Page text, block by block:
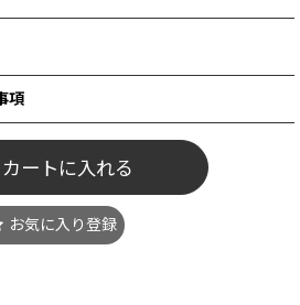
項
カートに入れる
お気に入り登録